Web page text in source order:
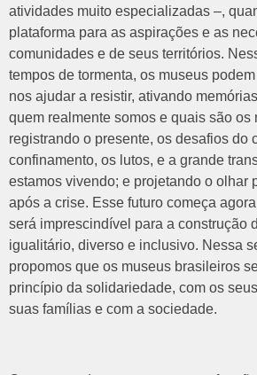
atividades muito especializadas –,
plataforma para as aspirações e as
comunidades e de seus territórios.
tempos de tormenta, os museus
nos ajudar a resistir, ativando
quem realmente somos e quais são os
registrando o presente, os desafios do
confinamento, os lutos, e a grande
estamos vivendo; e projetando o olhar
após a crise. Esse futuro começa
será imprescindível para a construção
igualitário, diverso e inclusivo. Nessa
propomos que os museus brasileiros
princípio da solidariedade, com os
suas famílias e com a sociedade.